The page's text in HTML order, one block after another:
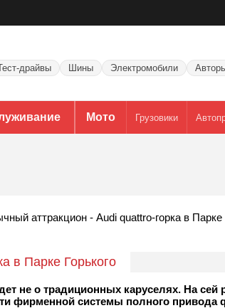
драйвы Шины Электромобили
Мото Грузовики
аттракцион - Audi quattro-горка в Парке
в Парке Горького
не о традиционных каруселях. На сей
фирменной системы полного привода